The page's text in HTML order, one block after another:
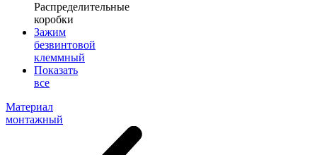
Распределительные
коробки
Зажим
безвинтовой
клеммный
Показать
все
Материал
монтажный